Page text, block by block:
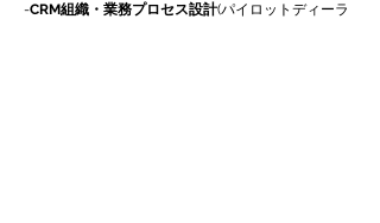
-CRM組織・業務プロセス設計(パイロットディーラ